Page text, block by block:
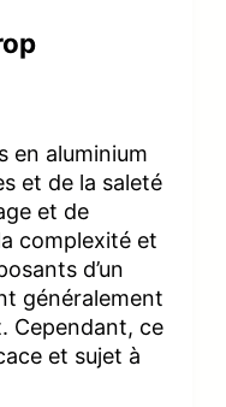
en aluminium
et de la saleté
et de
complexité et
d’un
généralement
Cependant, ce
et sujet à